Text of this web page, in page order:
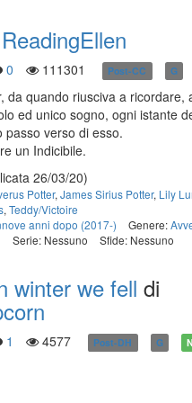
ReadingEllen
0 111301 Post-CC G
da quando riusciva a ricordare,
ed unico sogno, ogni istante
passo verso di esso.
un Indicibile.
26/03/20)
Potter, James Sirius Potter, Lily
, Teddy/Victoire
anni dopo (2017-) Genere:
Serie: Nessuno Sfide: Nessuno
winter we fell di
1 4577 Post-DH G